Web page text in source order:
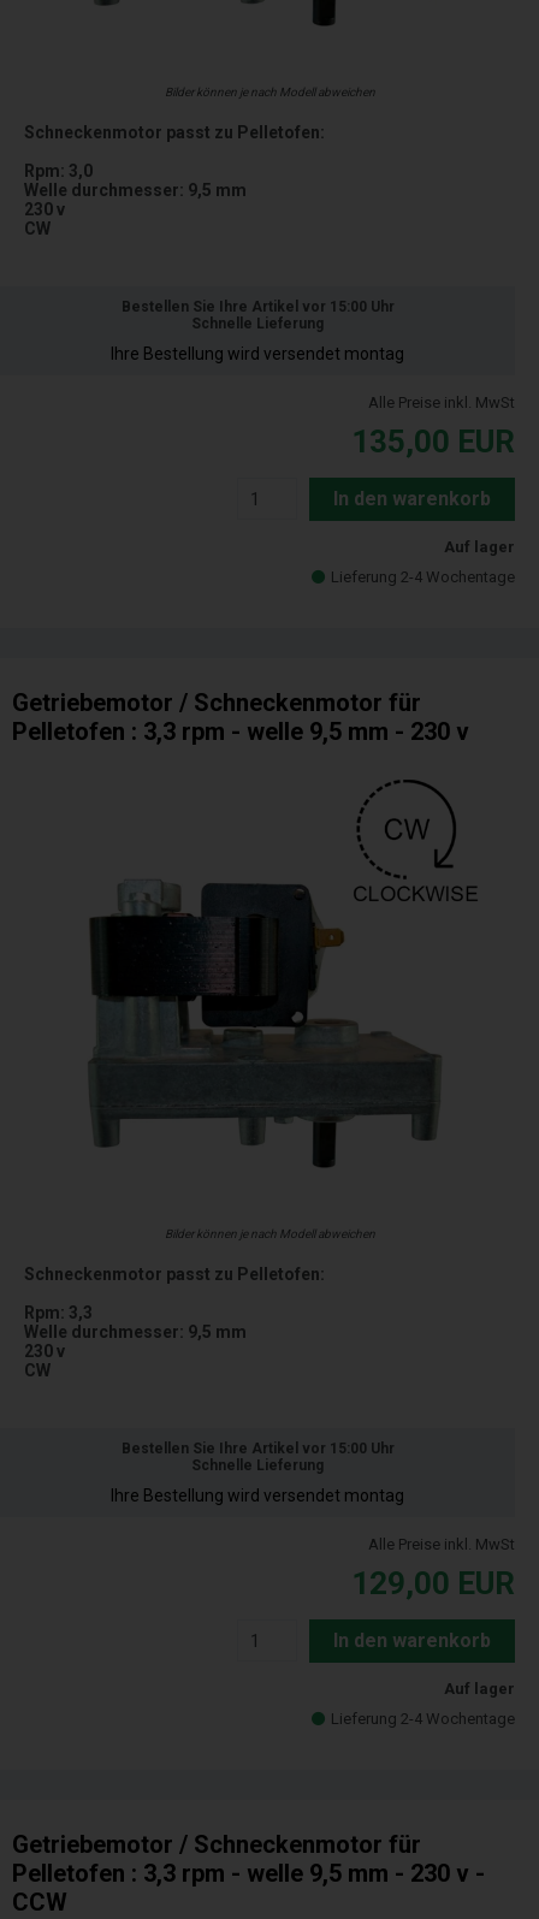
Bilder können je nach Modell abweichen
Schneckenmotor passt zu Pelletofen:
Rpm: 3,0
Welle durchmesser: 9,5 mm
230 v
CW
Bestellen Sie Ihre Artikel vor 15:00 Uhr
Schnelle Lieferung
Ihre Bestellung wird versendet montag
Alle Preise inkl. MwSt
135,00 EUR
In den warenkorb
Auf lager
Lieferung 2-4 Wochentage
Getriebemotor / Schneckenmotor für
Pelletofen : 3,3 rpm - welle 9,5 mm - 230 v
Bilder können je nach Modell abweichen
Schneckenmotor passt zu Pelletofen:
Rpm: 3,3
Welle durchmesser: 9,5 mm
230 v
CW
Bestellen Sie Ihre Artikel vor 15:00 Uhr
Schnelle Lieferung
Ihre Bestellung wird versendet montag
Alle Preise inkl. MwSt
129,00 EUR
In den warenkorb
Auf lager
Lieferung 2-4 Wochentage
Getriebemotor / Schneckenmotor für
Pelletofen : 3,3 rpm - welle 9,5 mm - 230 v -
CCW